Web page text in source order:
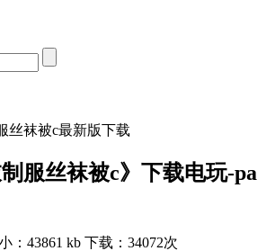
丝袜被c最新版下载
制服丝袜被c》下载电玩-pa
：43861 kb 下载：34072次